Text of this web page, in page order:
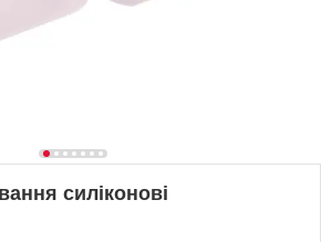
силіконові